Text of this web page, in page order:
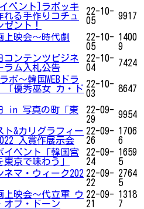
ベント]ラポッキ
れる手作りコチュ
ント！
22-10-
05
9917
上映会～時代劇
22-10-
05
1400
9
コンテンツビジネ
ラム入札公告
22-10-
04
7424
ボ～韓国WEBドラ
「優秀巫女 カ・ド 22-10-
03
8647
in 写真の町「東
22-09-
29
9954
ト&カリグラフィー
入賞作展示会
22-09-
26
1706
6
イベント「韓国宮
京で味わう」
22-09-
24
1659
5
ネマ・ウィーク202 22-09-
22
2764
5
上映会～代立軍 ウ
オブ・ドーン
22-09-
21
1318
7